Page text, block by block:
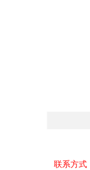
联系方